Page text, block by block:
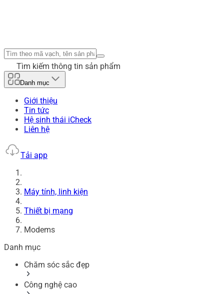
Tìm kiếm thông tin sản phẩm
Danh mục
Giới thiệu
Tin tức
Hệ sinh thái iCheck
Liên hệ
Tải app
Máy tính, linh kiện
Thiết bị mạng
Modems
Danh mục
Chăm sóc sắc đẹp
Công nghệ cao